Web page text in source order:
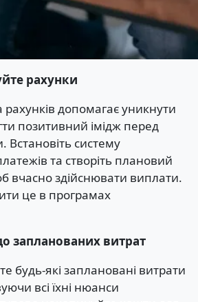
рахунки
допомагає уникнути
позитивний імідж перед
систему
та створіть плановий
вчасно здійснювати виплати.
це в програмах
запланованих витрат
будь-які заплановані витрати
всі їхні нюанси